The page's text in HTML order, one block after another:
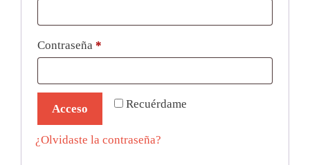
Contraseña *
Recuérdame
Acceso
¿Olvidaste la contraseña?